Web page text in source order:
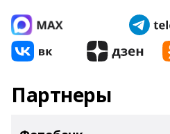
Партнеры